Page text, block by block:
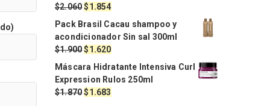
$2.060El
precio
original
era:
$2.060.
$1.854El
actual
es:
$1.854.
Pack Brasil Cacau shampoo y
acondicionador Sin sal 300ml
$1.900El
precio
original
era:
$1.900.
$1.620El
actual
es:
$1.620.
Máscara Hidratante Intensiva Curl
Expression Rulos 250ml
$1.870El
$1.683